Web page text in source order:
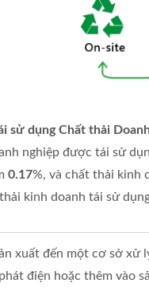
sử dụng Chất thải
nghiệp được tái sử
0.17%, và chất thải kinh
kinh doanh tái sử
xuất đến một cơ sở xử
điện hoặc thêm vào